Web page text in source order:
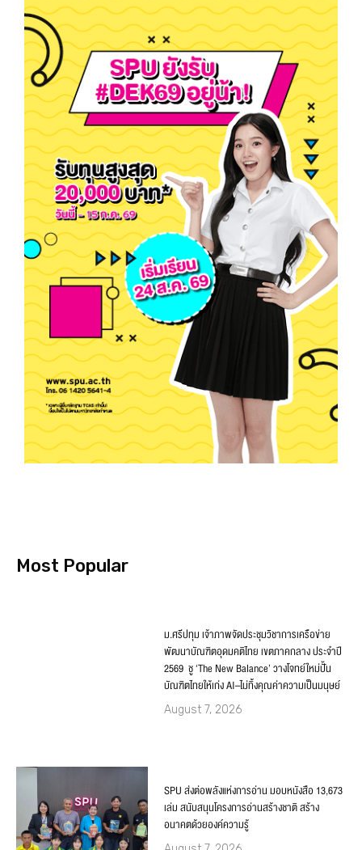
Most Popular
ม.ศรีปทุม เจ้าภาพจัดประชุมวิชาการเครือข่าย
พัฒนาบัณฑิตอุดมคติไทย เขตภาคกลาง ประจำปี
2569 ชู ‘The New Balance’ วางโจทย์ใหม่ปั้น
บัณฑิตไทยให้เก่ง AI–ไม่ทิ้งคุณค่าความเป็นมนุษย์
August 7, 2026
SPU ส่งต่อพลังแห่งการอ่าน มอบหนังสือ 13,673
เล่ม สนับสนุนโครงการอ่านสร้างชาติ สร้าง
อนาคตด้วยองค์ความรู้